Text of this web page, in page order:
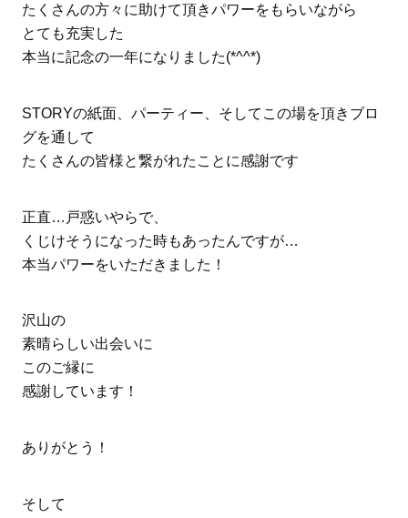
たくさんの方々に助けて頂きパワーをもらいながら
とても充実した
本当に記念の一年になりました(*^^*)
STORYの紙面、パーティー、そしてこの場を頂きブロ
グを通して
たくさんの皆様と繋がれたことに感謝です
正直…戸惑いやらで、
くじけそうになった時もあったんですが…
本当パワーをいただきました！
沢山の
素晴らしい出会いに
このご縁に
感謝しています！
ありがとう！
そして